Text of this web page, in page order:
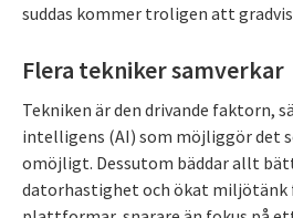
suddas kommer troligen att gradvis
Flera tekniker samverkar
Tekniken är den drivande faktorn,
intelligens (AI) som möjliggör det
omöjligt. Dessutom bäddar allt
datorhastighet och ökat miljötänk